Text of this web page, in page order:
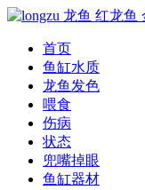
首页
鱼缸水质
龙鱼发色
喂食
伤病
状态
兜嘴掉眼
鱼缸器材